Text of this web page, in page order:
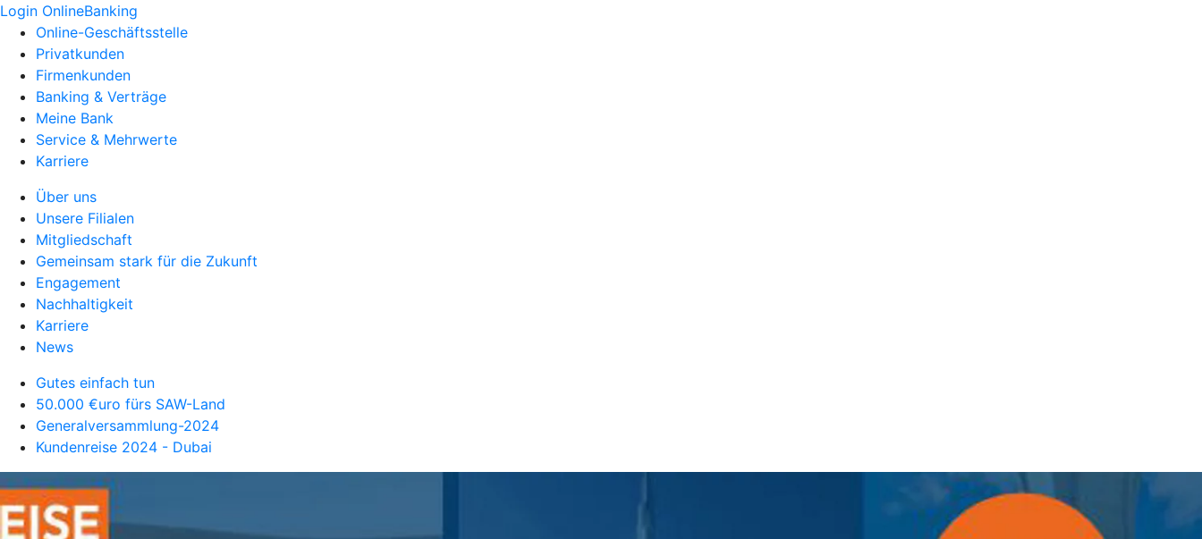
Login OnlineBanking
Online-Geschäftsstelle
Privatkunden
Firmenkunden
Banking & Verträge
Meine Bank
Service & Mehrwerte
Karriere
Über uns
Unsere Filialen
Mitgliedschaft
Gemeinsam stark für die Zukunft
Engagement
Nachhaltigkeit
Karriere
News
Gutes einfach tun
50.000 €uro fürs SAW-Land
Generalversammlung-2024
Kundenreise 2024 - Dubai